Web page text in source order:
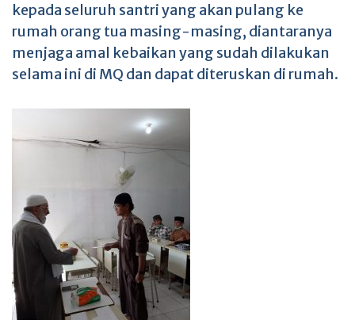
kepada seluruh santri yang akan pulang ke
rumah orang tua masing-masing, diantaranya
menjaga amal kebaikan yang sudah dilakukan
selama ini di MQ dan dapat diteruskan di rumah.